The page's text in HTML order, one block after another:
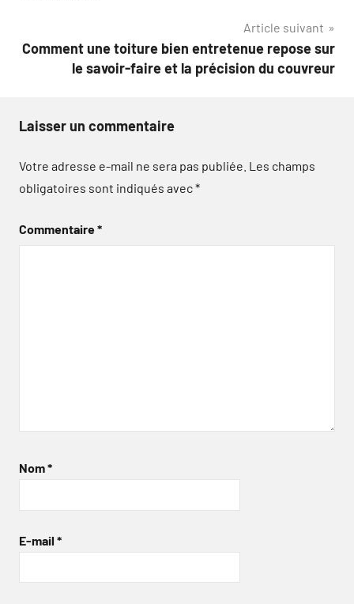
Article suivant
Comment une toiture bien entretenue repose sur
le savoir-faire et la précision du couvreur
Laisser un commentaire
Votre adresse e-mail ne sera pas publiée. Les champs
obligatoires sont indiqués avec*
Commentaire*
Nom*
E-mail *